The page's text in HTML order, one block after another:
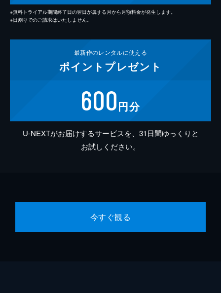
※無料トライアル期間終了日の翌日が属する月から月額料金が発生します。
※日割りでのご請求はいたしません。
最新作のレンタルに使える
ポイント プレゼント
600円分
U-NEXTがお届けするサービスを、31日間ゆっくりと
お試しください。
今すぐ観る